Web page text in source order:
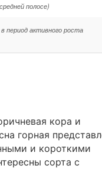
полосе)
период активного роста
кора и
горная
и короткими
сорта с